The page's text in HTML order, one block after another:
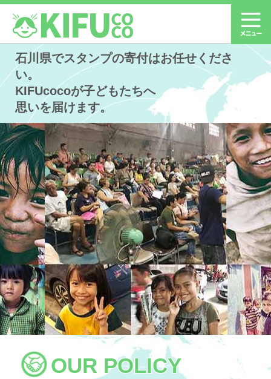
石川県でスタンプの寄付はお任せくださ
い。
KIFUcocoが子どもたちへ
思いを届けます。
OUR POLICY